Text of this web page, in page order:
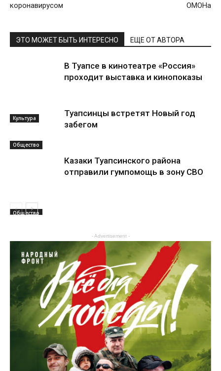
коронавирусом
ОМОНа
ЭТО МОЖЕТ БЫТЬ ИНТЕРЕСНО ЕЩЕ ОТ АВТОРА
Культура
В Туапсе в кинотеатре «Россия»
проходит выставка и кинопоказы
Общество
Туапсинцы встретят Новый год
забегом
Общество
Казаки Туапсинского района
отправили гумпомощь в зону СВО
- Advertisement -